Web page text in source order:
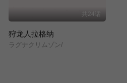
共24话
狩龙人拉格纳
ラグナクリムゾン/